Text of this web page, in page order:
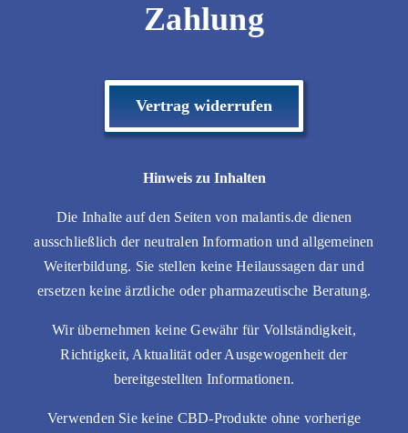
Zahlung
Vertrag widerrufen
Hinweis zu Inhalten
Die Inhalte auf den Seiten von malantis.de dienen
ausschließlich der neutralen Information und allgemeinen
Weiterbildung. Sie stellen keine Heilaussagen dar und
ersetzen keine ärztliche oder pharmazeutische Beratung.
Wir übernehmen keine Gewähr für Vollständigkeit,
Richtigkeit, Aktualität oder Ausgewogenheit der
bereitgestellten Informationen.
Verwenden Sie keine CBD-Produkte ohne vorherige